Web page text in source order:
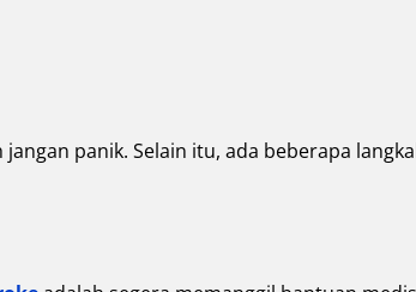
panik. Selain itu, ada beberapa